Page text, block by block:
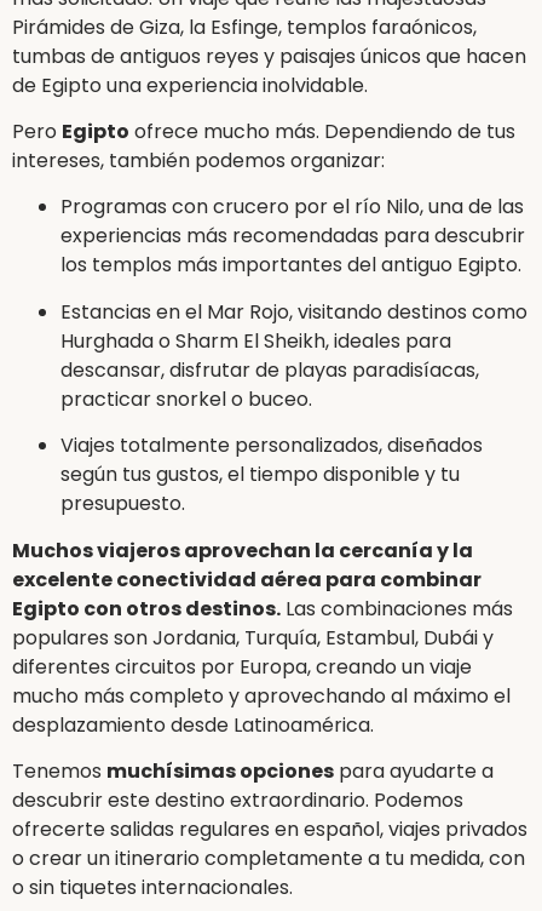
Pirámides de Giza, la Esfinge, templos faraónicos,
tumbas de antiguos reyes y paisajes únicos que hacen
de Egipto una experiencia inolvidable.
Pero Egipto ofrece mucho más. Dependiendo de tus
intereses, también podemos organizar:
Programas con crucero por el río Nilo, una de las
experiencias más recomendadas para descubrir
los templos más importantes del antiguo Egipto.
Estancias en el Mar Rojo, visitando destinos como
Hurghada o Sharm El Sheikh, ideales para
descansar, disfrutar de playas paradisíacas,
practicar snorkel o buceo.
Viajes totalmente personalizados, diseñados
según tus gustos, el tiempo disponible y tu
presupuesto.
Muchos viajeros aprovechan la cercanía y la
excelente conectividad aérea para combinar
Egipto con otros destinos. Las combinaciones más
populares son Jordania, Turquía, Estambul, Dubái y
diferentes circuitos por Europa, creando un viaje
mucho más completo y aprovechando al máximo el
desplazamiento desde Latinoamérica.
Tenemos muchísimas opciones para ayudarte a
descubrir este destino extraordinario. Podemos
ofrecerte salidas regulares en español, viajes privados
o crear un itinerario completamente a tu medida, con
o sin tiquetes internacionales.